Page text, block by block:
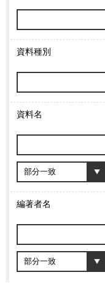
資料種別
資料名
編著者名